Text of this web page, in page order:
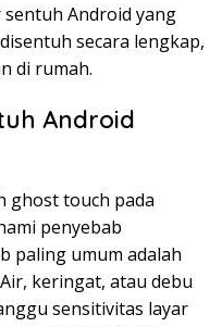
Android yang
secara lengkap,
di rumah.
Android
ghost touch pada
penyebab
paling umum adalah
keringat, atau debu
sensitivitas layar